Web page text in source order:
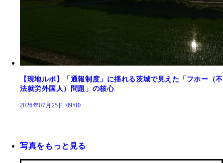
【現地ルポ】「通報制度」に揺れる茨城で見えた「フホー（不
法就労外国人）問題」の核心
2026年07月25日 09:00
写真をもっと見る